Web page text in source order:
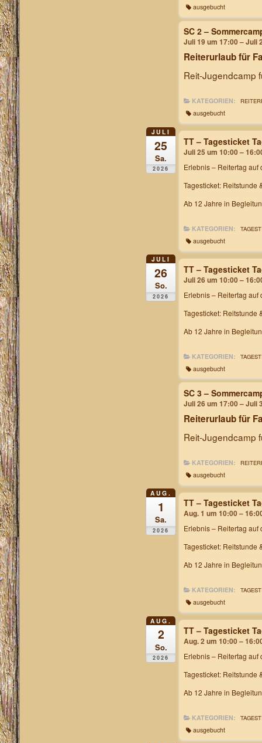
ausgebucht
SC 2 –
Juli 19 um 17:00 – Juli
Reiterurlaub für
Reit-Jugendcamp
KATEGORIEN:
ausgebucht
JULI
25
Sa.
2026
TT – Tagesticket
Juli 25 um 10:00 –
Erlebnis – Reitertag auf
Tagesticket: Reitstunde
Ab 12 Jahre in
KATEGORIEN:
ausgebucht
JULI
26
So.
2026
TT – Tagesticket
Juli 26 um 10:00 –
Erlebnis – Reitertag auf
Tagesticket: Reitstunde
Ab 12 Jahre in
KATEGORIEN:
ausgebucht
SC 3 –
Juli 26 um 17:00 – Juli
Reiterurlaub für
Reit-Jugendcamp
KATEGORIEN:
ausgebucht
AUG.
1
Sa.
2026
TT – Tagesticket
Aug. 1 um 10:00 –
Erlebnis – Reitertag auf
Tagesticket: Reitstunde
Ab 12 Jahre in
KATEGORIEN:
ausgebucht
AUG.
2
So.
2026
TT – Tagesticket
Aug. 2 um 10:00 –
Erlebnis – Reitertag auf
Tagesticket: Reitstunde
Ab 12 Jahre in
KATEGORIEN:
ausgebucht